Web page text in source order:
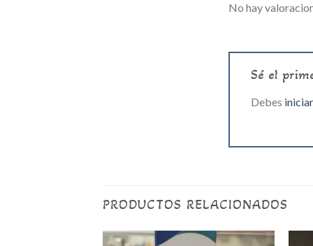
No hay
Sé el
Debes
PRODUCTOS RELACIONADOS